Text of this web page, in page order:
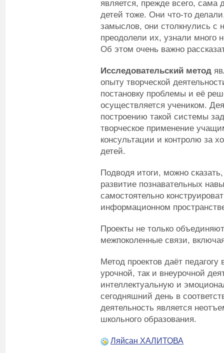
является, прежде всего, сама
детей тоже. Они что-то
замыслов, они столкнулись
преодолели их, узнали много
Об этом очень важно
Исследовательский метод
опыту творческой
постановку проблемы и её
осуществляется учеником.
построению такой системы
творческое применение
консультации и контролю за
детей.
Подводя итоги, можно
развитие познавательных
самостоятельно
информационном
Проекты не только
межпоколенные связи,
Метод проектов даёт
урочной, так и внеурочной
интеллектуальную и
сегодняшний день в
деятельность является
школьного образования.
Ляйсан ХАЛИТОВА